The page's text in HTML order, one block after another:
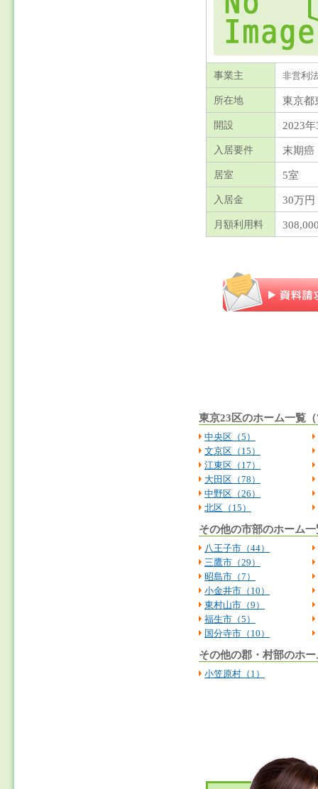
事業主 非営利
所在地 東京都
開設 2023
入居要件 末期癌
居室 5室
入居金 30万円
月額利用料
東京23区のホーム一覧
中央区（5）
文京区（15）
江東区（17）
大田区（78）
中野区（26）
北区（15）
その他の市部のホーム
八王子市（44）
三鷹市（29）
昭島市（7）
小金井市（10）
東村山市（9）
福生市（5）
国分寺市（10）
その他の郡・村部のホ
小笠原村（1）